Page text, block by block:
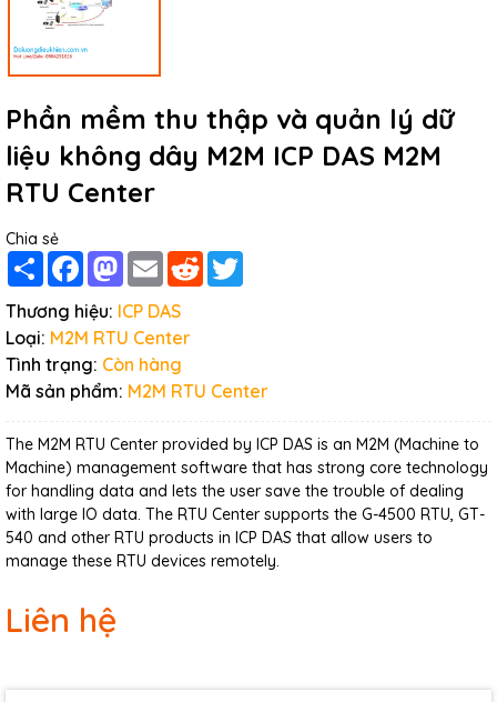
Phần mềm thu thập và quản lý dữ
liệu không dây M2M ICP DAS M2M
RTU Center
Chia sẻ
Share FacebookMastodon
Email Reddit
Thương hiệu: ICP DAS
Loại: M2M RTU Center
Tình trạng: Còn hàng
Mã sản phẩm: M2M RTU Center
The M2M RTU Center provided by ICP DAS is an M2M (Machine to
Machine) management software that has strong core technology
for handling data and lets the user save the trouble of dealing
with large IO data. The RTU Center supports the G-4500 RTU, GT-
540 and other RTU products in ICP DAS that allow users to
manage these RTU devices remotely.
Liên hệ